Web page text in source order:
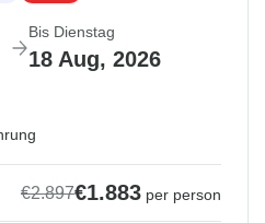
Bis Dienstag
18 Aug, 2026
€2.897€1.883 per person